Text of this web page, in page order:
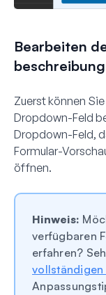
Bearbeiten
beschreibung
Zuerst können
Dropdown-Feld
Dropdown-Feld,
Formular-
öffnen.
Hinweis:
verfügbaren
erfahren?
vollständigen